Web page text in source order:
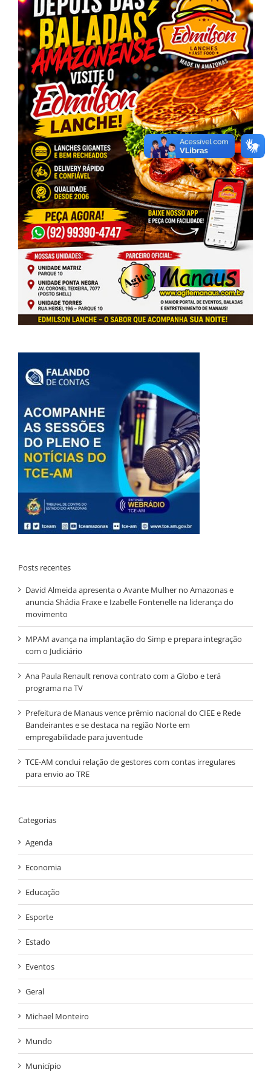
Posts recentes
David Almeida apresenta o Avante Mulher no Amazonas e
anuncia Shádia Fraxe e Izabelle Fontenelle na liderança do
movimento
MPAM avança na implantação do Simp e prepara integração
com o Judiciário
Ana Paula Renault renova contrato com a Globo e terá
programa na TV
Prefeitura de Manaus vence prêmio nacional do CIEE e Rede
Bandeirantes e se destaca na região Norte em
empregabilidade para juventude
TCE-AM conclui relação de gestores com contas irregulares
para envio ao TRE
Categorias
Agenda
Economia
Educação
Esporte
Estado
Eventos
Geral
Michael Monteiro
Mundo
Município